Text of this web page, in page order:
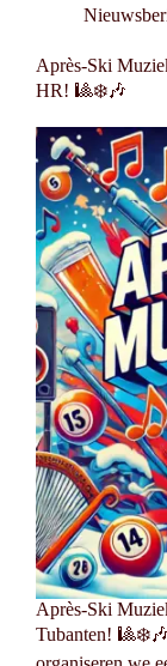
Après-Ski
HR! 🎱❄️🎶
Après-Ski
Tubanten!